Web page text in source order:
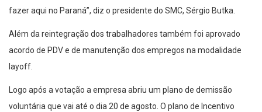
fazer aqui no Paraná”, diz o presidente do SMC, Sérgio Butka.
Além da reintegração dos trabalhadores também foi aprovado
acordo de PDV e de manutenção dos empregos na modalidade
layoff.
Logo após a votação a empresa abriu um plano de demissão
voluntária que vai até o dia 20 de agosto. O plano de Incentivo